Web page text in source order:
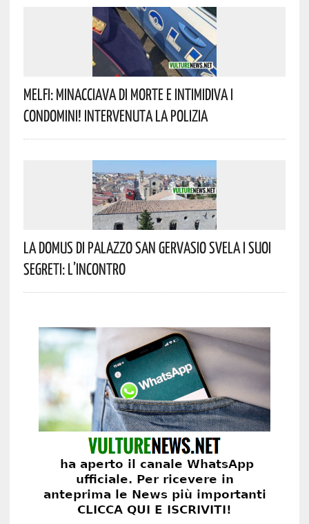
Melfi: Minacciava Di Morte E Intimidiva I
Condomini! Intervenuta La Polizia
La Domus Di Palazzo San Gervasio Svela I Suoi
Segreti: L’incontro